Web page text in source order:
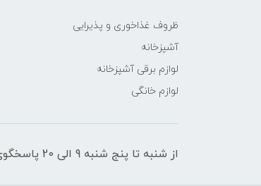
ظروف غذاخوری و پذیرایی
آشپزخانه
لوازم برقی آشپزخانه
لوازم خانگی
از شنبه تا پنج شنبه 9 الی 20 پاسخگوی شما هستیم